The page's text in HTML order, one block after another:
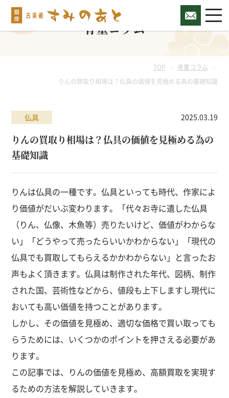
骨董コラム
TOP
骨董コラム
りんの買取り相場は？仏具の価値を見極める為の基礎知識
仏具 2025.03.19
りんの買取り相場は？仏具の価値を見極める為の
基礎知識
りんは仏具の一種です。仏具といっても時代、作家によ
り価値がだいぶ変わります。「代々お寺に遺した仏具
（りん、仏像、木魚等）売りたいけど、価値がわからな
い」「どうやって売ったらいいかわからない」「現代の
仏具でも買取してもらえるかかわからない」と言ったお
声もよく頂きます。仏具は制作された年代、図柄、制作
された国、芸術性などから、値段も上下しますし現代に
おいても高い価値を持つことがあります。
しかし、その価値を見極め、適切な価格で買い取っても
らうためには、いくつかのポイントを押さえる必要があ
ります。
この記事では、りんの価値を見極め、高額買取を実現す
るための方法を解説していきます。